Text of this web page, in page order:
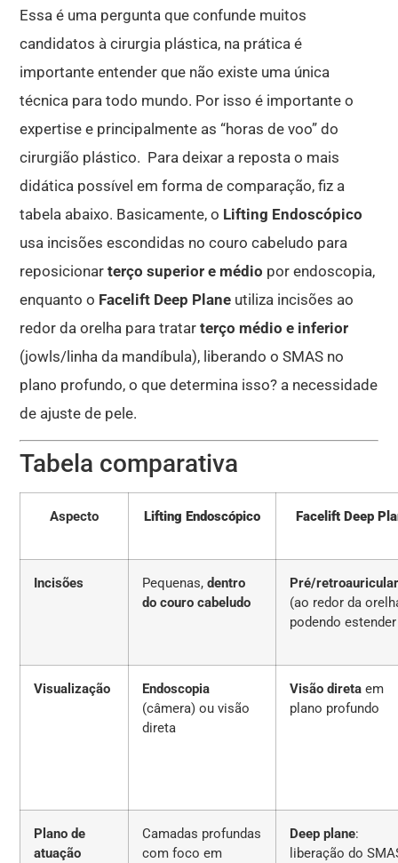
Essa é uma pergunta que confunde muitos
candidatos à cirurgia plástica, na prática é
importante entender que não existe uma única
técnica para todo mundo. Por isso é importante o
expertise e principalmente as “horas de voo” do
cirurgião plástico. Para deixar a reposta o mais
didática possível em forma de comparação, fiz a
tabela abaixo. Basicamente, o Lifting Endoscópico
usa incisões escondidas no couro cabeludo para
reposicionarterço superior e médio por endoscopia,
enquanto o Facelift Deep Plane utiliza incisões ao
redor da orelha para tratarterço médio e inferior
(jowls/linha da mandíbula), liberando o SMAS no
plano profundo, o que determina isso? a necessidade
de ajuste de pele.
Tabela comparativa
Aspecto Lifting Endoscópico Facelift Deep
Incisões Pequenas,dentro
do couro cabeludo
Pré/
(ao redor da
podendo estender
Visualização
Endoscopia
(câmera) ou visão
direta
Visão direta em
plano profundo
Plano de
atuação
Camadas profundas
com foco em
Deep plane:
liberação do